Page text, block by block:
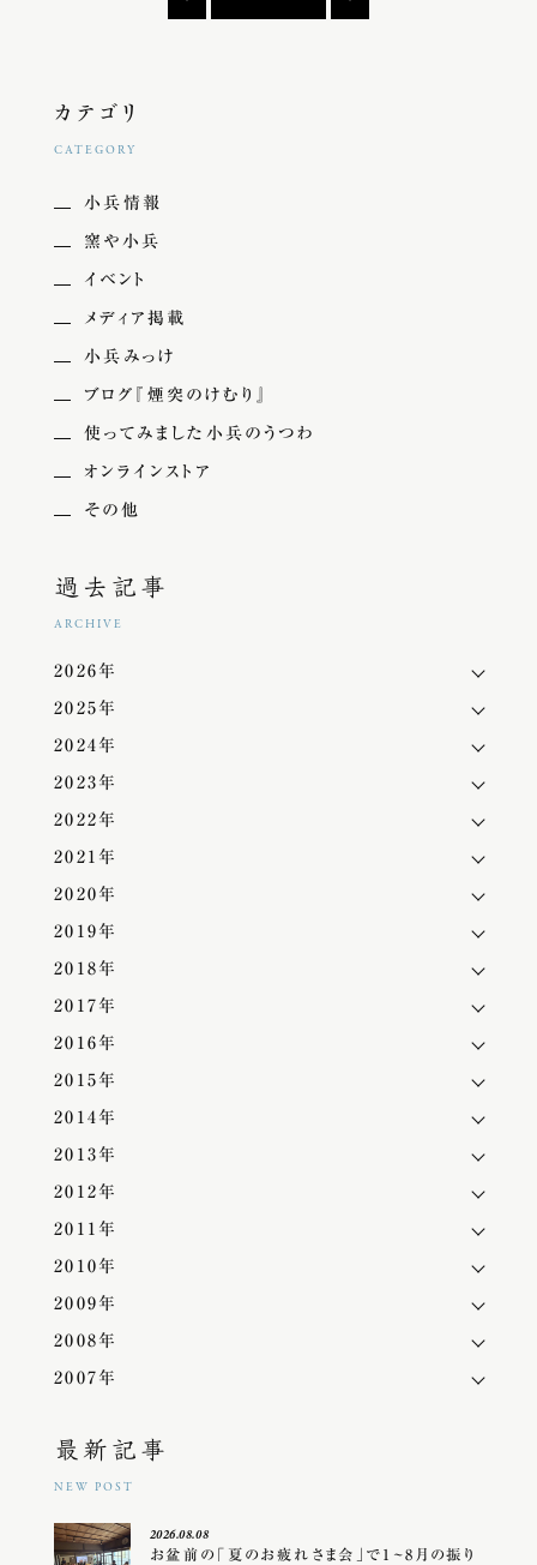
カテゴリ
CATEGORY
小兵情報
窯や小兵
イベント
メディア掲載
小兵みっけ
ブログ『煙突のけむり』
使ってみました小兵のうつわ
オンラインストア
その他
過去記事
ARCHIVE
2026年
2025年
2024年
2023年
2022年
2021年
2020年
2019年
2018年
2017年
2016年
2015年
2014年
2013年
2012年
2011年
2010年
2009年
2008年
2007年
最新記事
NEW POST
2026.08.08
お盆前の「夏のお疲れさま会」で1~8月の振り